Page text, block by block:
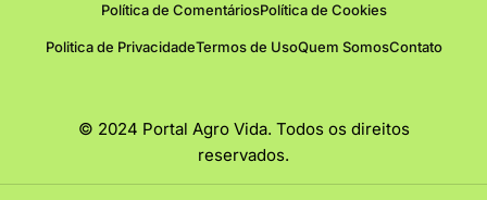
Política de ComentáriosPolítica de Cookies
Politica de PrivacidadeTermos de UsoQuem SomosContato
© 2024 Portal Agro Vida. Todos os direitos
reservados.